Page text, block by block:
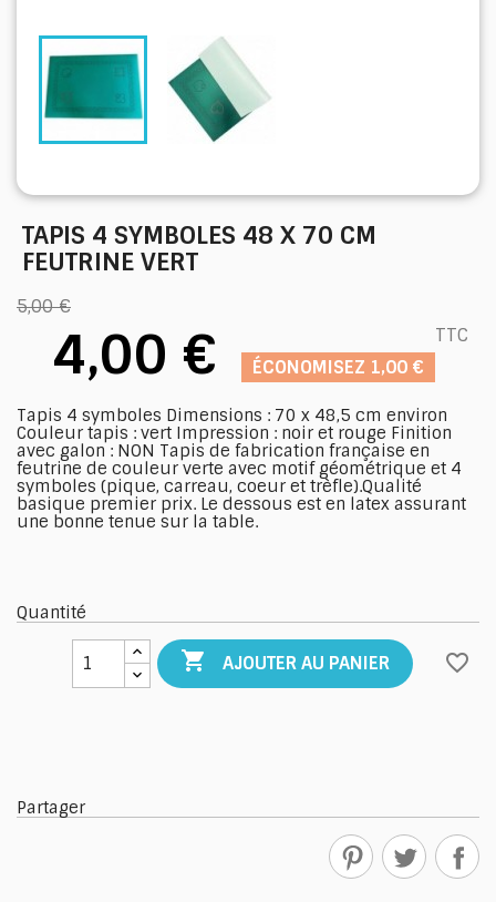
TAPIS 4 SYMBOLES 48 X 70 CM
FEUTRINE VERT
5,00 €
4,00 € ÉCONOMISEZ 1,00 €
TTC
Tapis 4 symboles Dimensions : 70 x 48,5 cm environ
Couleur tapis : vert Impression : noir et rouge Finition
avec galon : NON Tapis de fabrication française en
feutrine de couleur verte avec motif géométrique et 4
symboles (pique, carreau, coeur et trèfle).Qualité
basique premier prix. Le dessous est en latex assurant
une bonne tenue sur la table.
Quantité
 AJOUTER AU PANIER favorite_border
Partager